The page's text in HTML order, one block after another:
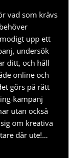
vad som krävs
upp ett
undersök
ditt, och håll
online och
görs på rätt
kampanj
utan också
om kreativa
där ute!…